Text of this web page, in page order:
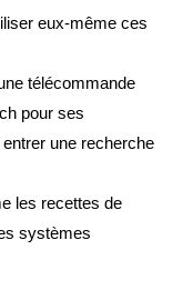
eux-même ces
télécommande
pour ses
une recherche
les recettes de
systèmes